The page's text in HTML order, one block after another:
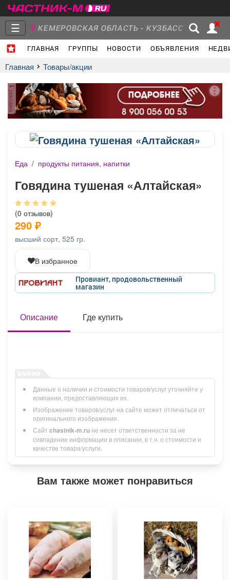
☰ КЕМЕРОВСКАЯ ОБЛАСТЬ - КУЗБАСС
ГЛАВНАЯ ГРУППЫ НОВОСТИ ОБЪЯВЛЕНИЯ
Главная
Объявления Недвижимость Услуги
Товары Поздравления Погода
Главная Товары/акции
реклама
Еда / продукты питания, напитки
Говядина тушеная «Алтайская»
(0 отзывов)
290 ₽
высший сорт, 525 гр.
В избранное
Провиант, продовольственный
магазин
Описание Где купить
Данные о наличии и стоимости товаров/услуг уточняйте у
компании, предоставляющих их.
Изображение товаров/услуг на сайте может отличаться от
оригинального изображения.
Сайт chastnik-m.ru не несет ответственности за не
совпадение информации в описании, в т.ч. о стоимости и
качестве товара/услуги.
Вам также может понравиться